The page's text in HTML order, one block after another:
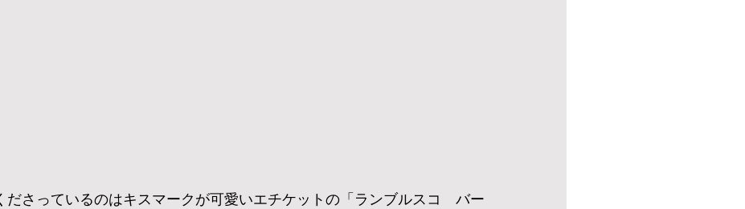
ださっているのはキスマークが可愛いエチケットの「ランブルスコ　バー